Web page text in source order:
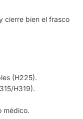
cierre bien el frasco
(H225).
H319).
médico.